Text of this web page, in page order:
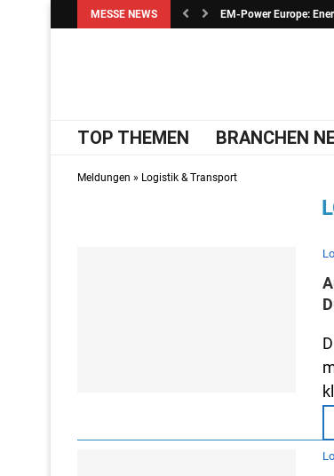
MESSE NEWS EM-Power Europe:
TOP THEMEN BRANCHEN
Meldungen » Logistik & Transport